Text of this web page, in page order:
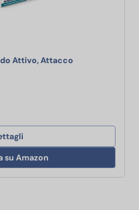
Attivo, Attacco
su Amazon